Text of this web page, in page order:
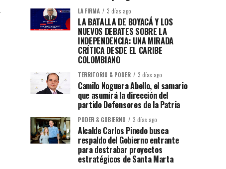
LA FIRMA 3 días ago
LA BATALLA DE BOYACÁ Y LOS
NUEVOS DEBATES SOBRE LA
INDEPENDENCIA: UNA MIRADA
CRÍTICA DESDE EL CARIBE
COLOMBIANO
TERRITORIO & PODER 3 días ago
Camilo Noguera Abello, el samario
que asumirá la dirección del
partido Defensores de la Patria
PODER & GOBIERNO 3 días ago
Alcalde Carlos Pinedo busca
respaldo del Gobierno entrante
para destrabar proyectos
estratégicos de Santa Marta